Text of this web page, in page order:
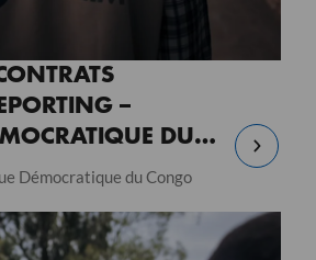
–
DU
Démocratique du Congo